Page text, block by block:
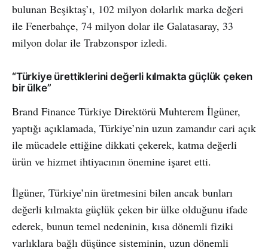
bulunan Beşiktaş’ı, 102 milyon dolarlık marka değeri
ile Fenerbahçe, 74 milyon dolar ile Galatasaray, 33
milyon dolar ile Trabzonspor izledi.
“Türkiye ürettiklerini değerli kılmakta güçlük çeken
bir ülke”
Brand Finance Türkiye Direktörü Muhterem İlgüner,
yaptığı açıklamada, Türkiye’nin uzun zamandır cari açık
ile mücadele ettiğine dikkati çekerek, katma değerli
ürün ve hizmet ihtiyacının önemine işaret etti.
İlgüner, Türkiye’nin üretmesini bilen ancak bunları
değerli kılmakta güçlük çeken bir ülke olduğunu ifade
ederek, bunun temel nedeninin, kısa dönemli fiziki
varlıklara bağlı düşünce sisteminin, uzun dönemli